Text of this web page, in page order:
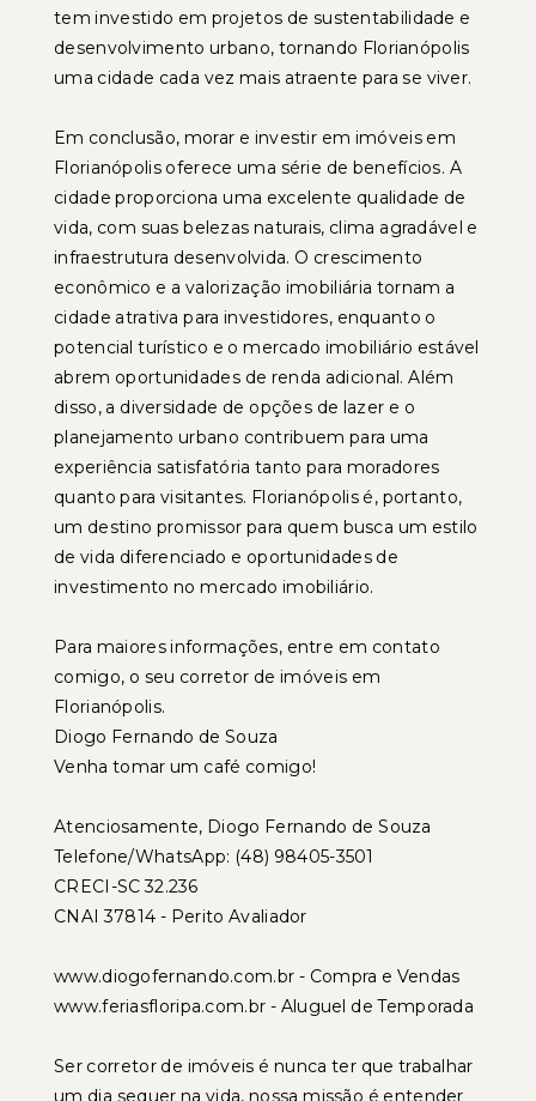
tem investido em projetos de sustentabilidade e
desenvolvimento urbano, tornando Florianópolis
uma cidade cada vez mais atraente para se viver.
Em conclusão, morar e investir em imóveis em
Florianópolis oferece uma série de benefícios. A
cidade proporciona uma excelente qualidade de
vida, com suas belezas naturais, clima agradável e
infraestrutura desenvolvida. O crescimento
econômico e a valorização imobiliária tornam a
cidade atrativa para investidores, enquanto o
potencial turístico e o mercado imobiliário estável
abrem oportunidades de renda adicional. Além
disso, a diversidade de opções de lazer e o
planejamento urbano contribuem para uma
experiência satisfatória tanto para moradores
quanto para visitantes. Florianópolis é, portanto,
um destino promissor para quem busca um estilo
de vida diferenciado e oportunidades de
investimento no mercado imobiliário.
Para maiores informações, entre em contato
comigo, o seu corretor de imóveis em
Florianópolis.
Diogo Fernando de Souza
Venha tomar um café comigo!
Atenciosamente, Diogo Fernando de Souza
Telefone/WhatsApp: (48) 98405-3501
CRECI-SC 32.236
CNAI 37814 - Perito Avaliador
www.diogofernando.com.br - Compra e Vendas
www.feriasfloripa.com.br - Aluguel de Temporada
Ser corretor de imóveis é nunca ter que trabalhar
um dia sequer na vida, nossa missão é entender